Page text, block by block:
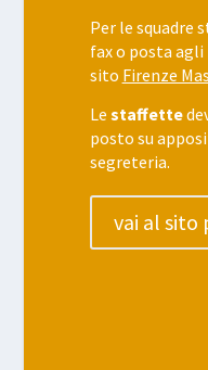
Per le squadre
fax o posta
sito Firenze
Le staffette
posto su
segreteria.
vai al sito